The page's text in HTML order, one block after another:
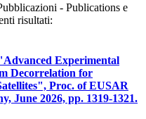
- Publications e
risultati:
Experimental
Decorrelation for
Proc. of EUSAR
June 2026, pp. 1319-1321.